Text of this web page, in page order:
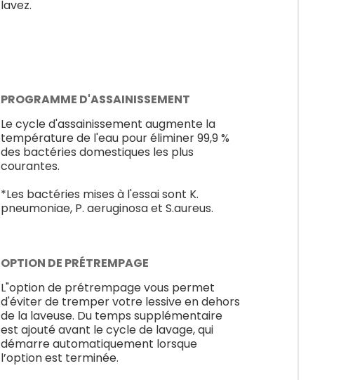
lavez.
PROGRAMME D'ASSAINISSEMENT
Le cycle d'assainissement augmente la
température de l'eau pour éliminer 99,9 %
des bactéries domestiques les plus
courantes.
*Les bactéries mises à l'essai sont K.
pneumoniae, P. aeruginosa et S.aureus.
OPTION DE PRÉTREMPAGE
L"option de prétrempage vous permet
d'éviter de tremper votre lessive en dehors
de la laveuse. Du temps supplémentaire
est ajouté avant le cycle de lavage, qui
démarre automatiquement lorsque
l’option est terminée.